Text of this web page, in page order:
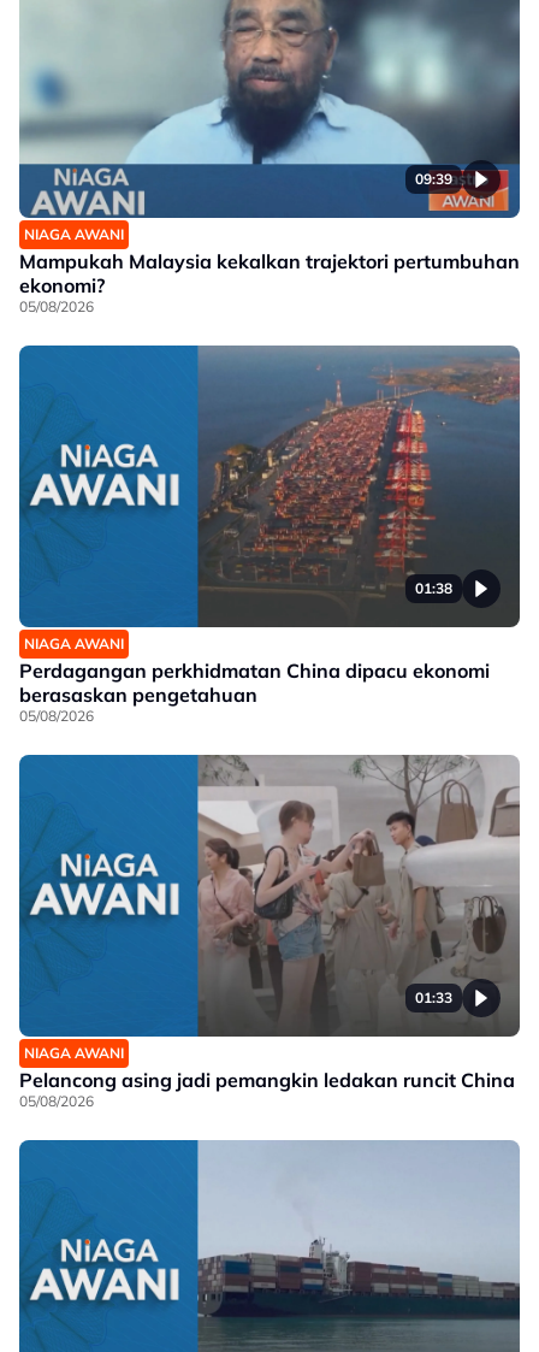
09:39
NIAGA AWANI
Mampukah Malaysia kekalkan trajektori pertumbuhan
ekonomi?
05/08/2026
01:38
NIAGA AWANI
Perdagangan perkhidmatan China dipacu ekonomi
berasaskan pengetahuan
05/08/2026
01:33
NIAGA AWANI
Pelancong asing jadi pemangkin ledakan runcit China
05/08/2026